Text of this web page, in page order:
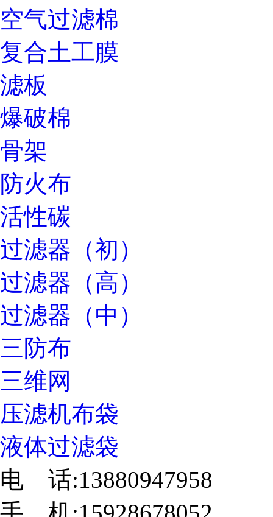
空气过滤棉
复合土工膜
滤板
爆破棉
骨架
防火布
活性碳
过滤器（初）
过滤器（高）
过滤器（中）
三防布
三维网
压滤机布袋
液体过滤袋
电 话:13880947958